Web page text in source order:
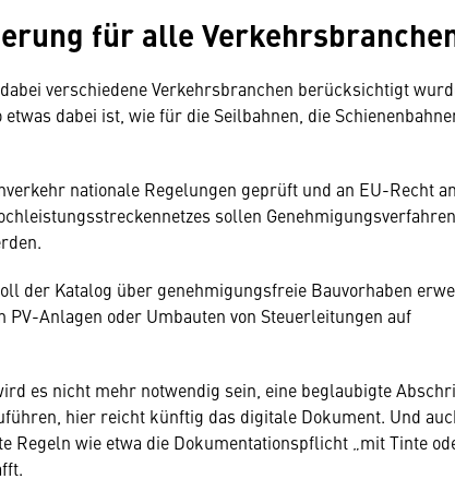
für alle
verschiedene Verkehrsbranchen berücksichtigt
dabei ist, wie für die Seilbahnen, die
nationale Regelungen geprüft und an EU-Recht
sollen Genehmigungsverfahren
der Katalog über genehmigungsfreie Bauvorhaben
Anlagen oder Umbauten von Steuerleitungen auf
es nicht mehr notwendig sein, eine beglaubigte
hier reicht künftig das digitale Dokument. Und
Regeln wie etwa die Dokumentationspflicht „mit Tinte